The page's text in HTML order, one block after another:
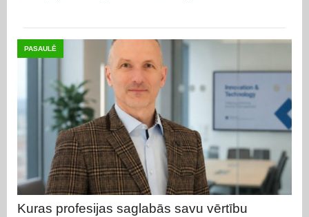
PASAULĒ
Kuras profesijas saglabās savu vērtību